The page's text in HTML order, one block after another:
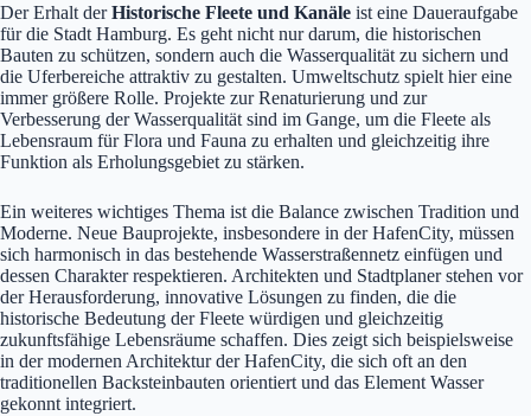
Der Erhalt derHistorische Fleete und Kanäle ist eine Daueraufgabe
für die Stadt Hamburg. Es geht nicht nur darum, die historischen
Bauten zu schützen, sondern auch die Wasserqualität zu sichern und
die Uferbereiche attraktiv zu gestalten. Umweltschutz spielt hier eine
immer größere Rolle. Projekte zur Renaturierung und zur
Verbesserung der Wasserqualität sind im Gange, um die Fleete als
Lebensraum für Flora und Fauna zu erhalten und gleichzeitig ihre
Funktion als Erholungsgebiet zu stärken.
Ein weiteres wichtiges Thema ist die Balance zwischen Tradition und
Moderne. Neue Bauprojekte, insbesondere in der HafenCity, müssen
sich harmonisch in das bestehende Wasserstraßennetz einfügen und
dessen Charakter respektieren. Architekten und Stadtplaner stehen vor
der Herausforderung, innovative Lösungen zu finden, die die
historische Bedeutung der Fleete würdigen und gleichzeitig
zukunftsfähige Lebensräume schaffen. Dies zeigt sich beispielsweise
in der modernen Architektur der HafenCity, die sich oft an den
traditionellen Backsteinbauten orientiert und das Element Wasser
gekonnt integriert.